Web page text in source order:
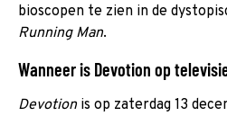
bioscopen te zien in de
Running Man.
Wanneer is Devotion op
Devotionis op zaterdag 13